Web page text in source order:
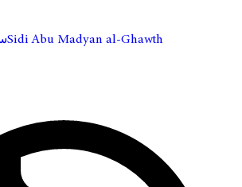
Sidi Abu Madyan al-Ghawth